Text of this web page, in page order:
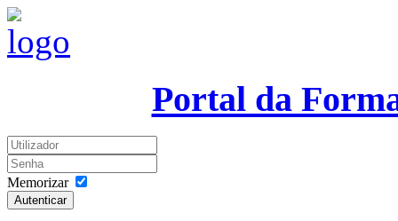
Portal da
Memorizar
Autenticar